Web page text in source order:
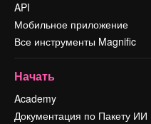
API
Мобильное приложение
Все инструменты Magnific
Начать
Academy
Документация по Пакету ИИ